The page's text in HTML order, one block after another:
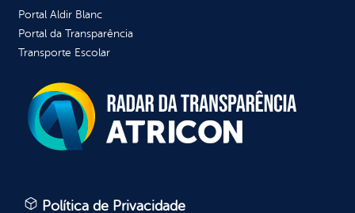
Portal Aldir Blanc
Portal da Transparência
Transporte Escolar
Política de Privacidade